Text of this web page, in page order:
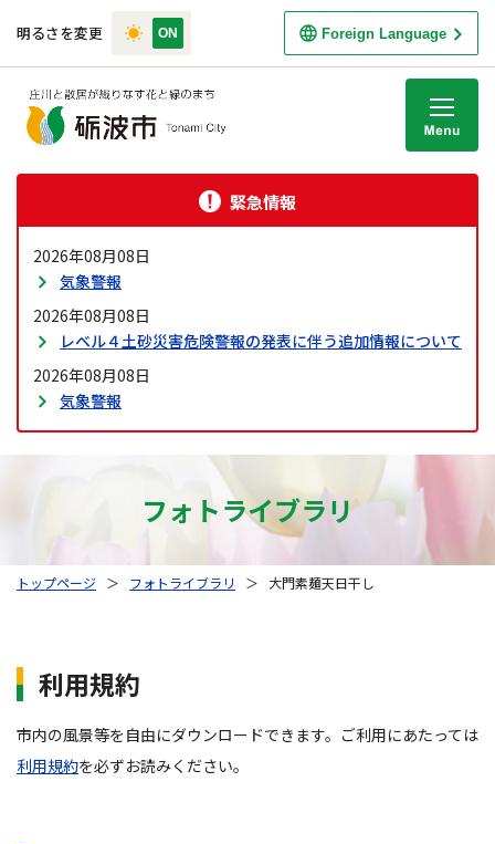
明るさを変更 Foreign Language
緊急情報
2026年08月08日
気象警報
2026年08月08日
レベル４土砂災害危険警報の発表に伴う追加情報について
2026年08月08日
気象警報
フォトライブラリ
トップページ ＞ フォトライブラリ ＞ 大門素麺天日干し
利用規約
市内の風景等を自由にダウンロードできます。ご利用にあたっては
利用規約を必ずお読みください。